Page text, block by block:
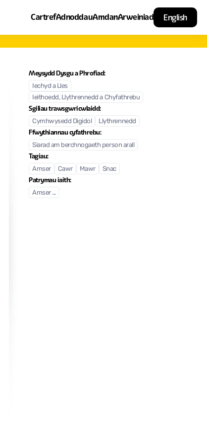
CartrefAdnoddauAmdanArweiniad English
Meysydd Dysgu a Phrofiad:
Iechyd a Lles
Ieithoedd, Llythrennedd a Chyfathrebu
Sgiliau trawsgwricwlaidd:
Cymhwysedd Digidol Llythrennedd
Ffwythiannau cyfathrebu:
Siarad am berchnogaeth person arall
Tagiau:
Amser Cawr Mawr Snac
Patrymau iaith:
Amser ...